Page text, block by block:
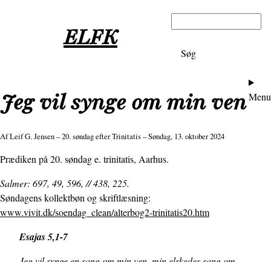
ELFK
Søg
Jeg vil synge om min ven
AfLeif G. Jensen– 20. søndag efter Trinitatis – Søndag, 13. oktober 2024
Prædiken på 20. søndag e. trinitatis, Aarhus.
Salmer: 697, 49, 596, // 438, 225.
Søndagens kollektbøn og skriftlæsning:
www.vivit.dk/soendag_clean/alterbog2-trinitatis20.htm
Esajas 5,1-7
Menu